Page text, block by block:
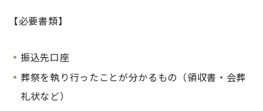
【必要書類】
振込先口座
葬祭を執り行ったことが分かるもの（領収書・会葬
礼状など）